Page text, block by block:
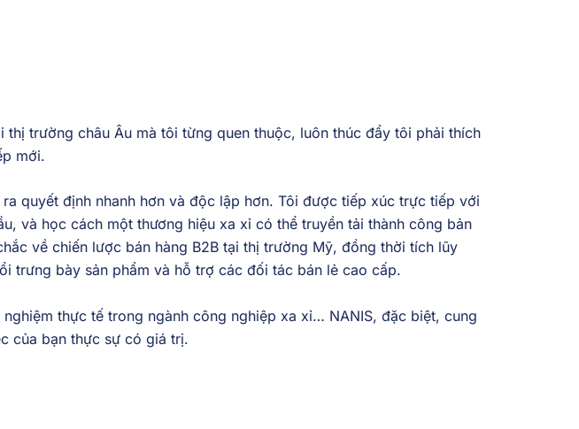
trường châu Âu mà tôi từng quen thuộc, luôn thúc đẩy tôi phải thích
mới.
quyết định nhanh hơn và độc lập hơn. Tôi được tiếp xúc trực tiếp với
và học cách một thương hiệu xa xỉ có thể truyền tải thành công bản
về chiến lược bán hàng B2B tại thị trường Mỹ, đồng thời tích lũy
trưng bày sản phẩm và hỗ trợ các đối tác bán lẻ cao cấp.
thực tế trong ngành công nghiệp xa xỉ… NANIS, đặc biệt, cung
của bạn thực sự có giá trị.